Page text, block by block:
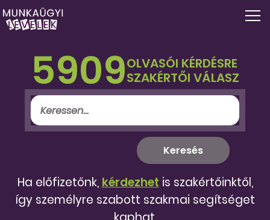
5909OLVASÓI KÉRDÉSRE
SZAKÉRTŐI VÁLASZ
Ha előfizetőnk, kérdezhet is szakértőinktől,
így személyre szabott szakmai segítséget